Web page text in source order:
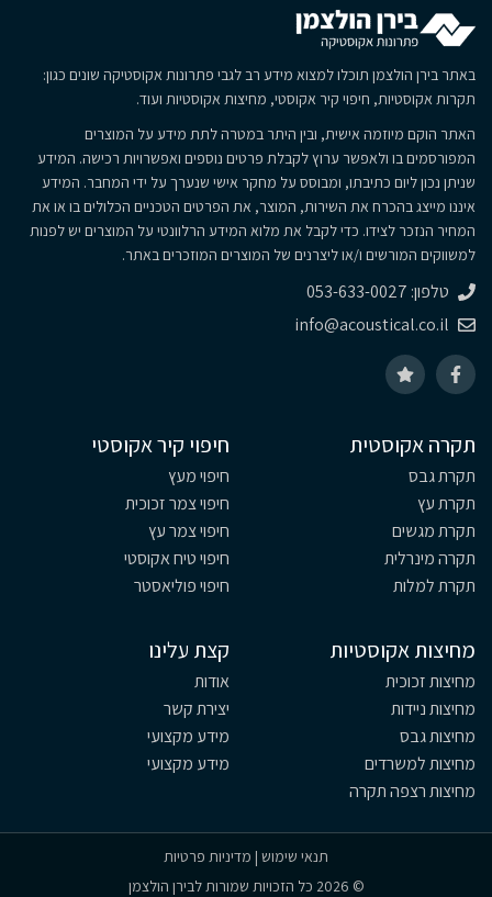
באתר בירן הולצמן תוכלו למצוא מידע רב לגבי פתרונות אקוסטיקה שונים כגון:
תקרות אקוסטיות, חיפוי קיר אקוסטי, מחיצות אקוסטיות ועוד.
האתר הוקם מיוזמה אישית, ובין היתר במטרה לתת מידע על המוצרים
המפורסמים בו ולאפשר ערוץ לקבלת פרטים נוספים ואפשרויות רכישה. המידע
שניתן נכון ליום כתיבתו, ומבוסס על מחקר אישי שנערך על ידי המחבר. המידע
איננו מייצג בהכרח את השירות, המוצר, את הפרטים הטכניים הכלולים בו או את
המחיר הנזכר לצידו. כדי לקבל את מלוא המידע הרלוונטי על המוצרים יש לפנות
למשווקים המורשים ו/או ליצרנים של המוצרים המוזכרים באתר.
טלפון: 053-633-0027
info@acoustical.co.il
תקרה אקוסטית
תקרת גבס
תקרת עץ
תקרת מגשים
תקרה מינרלית
תקרת למלות
חיפוי קיר אקוסטי
חיפוי מעץ
חיפוי צמר זכוכית
חיפוי צמר עץ
חיפוי טיח אקוסטי
חיפוי פוליאסטר
מחיצות אקוסטיות
מחיצות זכוכית
מחיצות ניידות
מחיצות גבס
מחיצות למשרדים
מחיצות רצפה תקרה
קצת עלינו
אודות
יצירת קשר
מידע מקצועי
מידע מקצועי
תנאי שימוש | מדיניות פרטיות
© 2026 כל הזכויות שמורות לבירן הולצמן